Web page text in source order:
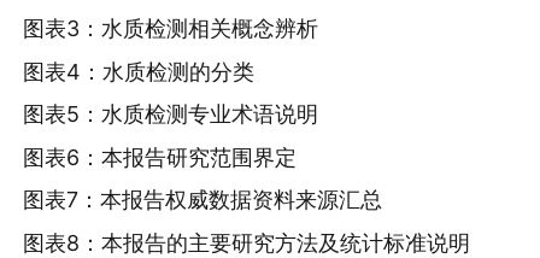
图表3：水质检测相关概念辨析
图表4：水质检测的分类
图表5：水质检测专业术语说明
图表6：本报告研究范围界定
图表7：本报告权威数据资料来源汇总
图表8：本报告的主要研究方法及统计标准说明